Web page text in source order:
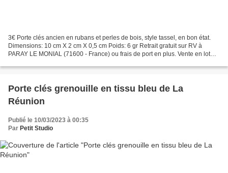
3€ Porte clés ancien en rubans et perles de bois, style tassel, en bon état.
Dimensions: 10 cm X 2 cm X 0,5 cm Poids: 6 gr Retrait gratuit sur RV à
PARAY LE MONIAL (71600 - France) ou frais de port en plus. Vente en lot
Porte clés grenouille en tissu bleu de La
Réunion
Publié le 10/03/2023 à 00:35
Par Petit Studio